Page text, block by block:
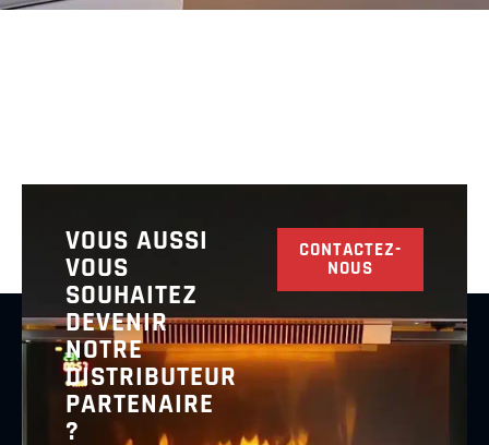
VOUS AUSSI
VOUS
SOUHAITEZ
DEVENIR
NOTRE
DISTRIBUTEUR
PARTENAIRE
?
CONTACTEZ-
NOUS